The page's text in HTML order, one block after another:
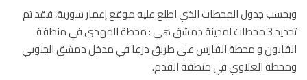
جدول المحطات الذي اطلع عليه موقع إعمار سورية، فقد تم
تحديد 3 محطات لمدينة دمشق هي : محطة المهدي في منطقة
و محطة الفارس على طريق درعا في مدخل دمشق الجنوبي
العلاوي في منطقة القدم.